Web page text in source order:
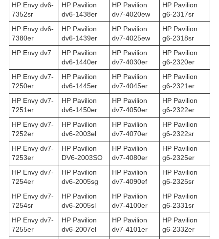
HP Envy dv6-
7352sr
HP Pavilion
dv6-1438er
HP Pavilion
dv7-4020ew
HP Pavilion
g6-2317sr
HP Envy dv6-
7380er
HP Pavilion
dv6-1439er
HP Pavilion
dv7-4025ew
HP Pavilion
g6-2318sr
HP Envy dv7
HP Pavilion
dv6-1440er
HP Pavilion
dv7-4030er
HP Pavilion
g6-2320er
HP Envy dv7-
7250er
HP Pavilion
dv6-1445er
HP Pavilion
dv7-4045er
HP Pavilion
g6-2321er
HP Envy dv7-
7251er
HP Pavilion
dv6-1450er
HP Pavilion
dv7-4050er
HP Pavilion
g6-2322er
HP Envy dv7-
7252er
HP Pavilion
dv6-2003el
HP Pavilion
dv7-4070er
HP Pavilion
g6-2322sr
HP Envy dv7-
7253er
HP Pavilion
DV6-2003SO
HP Pavilion
dv7-4080er
HP Pavilion
g6-2325er
HP Envy dv7-
7254er
HP Pavilion
dv6-2005sg
HP Pavilion
dv7-4090ef
HP Pavilion
g6-2325sr
HP Envy dv7-
7254sr
HP Pavilion
dv6-2005sl
HP Pavilion
dv7-4100er
HP Pavilion
g6-2331sr
HP Envy dv7-
7255er
HP Pavilion
dv6-2007el
HP Pavilion
dv7-4101er
HP Pavilion
g6-2332er